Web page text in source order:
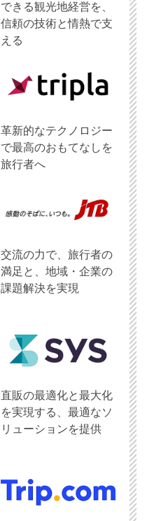
できる観光地経営を、
信頼の技術と情熱で支
える
革新的なテクノロジー
で最高のおもてなしを
旅行者へ
交流の力で、旅行者の
満足と、地域・企業の
課題解決を実現
直販の最適化と最大化
を実現する、最適なソ
リューションを提供